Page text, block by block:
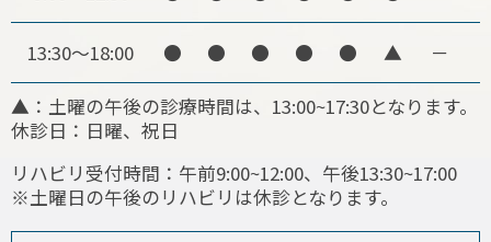
▲：土曜の午後の診療時間は、13:00~17:30となります。
休診日：日曜、祝日
リハビリ受付時間：午前9:00~12:00、午後13:30~17:00
※土曜日の午後のリハビリは休診となります。
13:30～18:00 ● ● ● ● ● ▲ －